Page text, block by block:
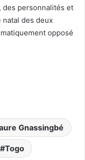
des personnalités et
natal des deux
opposé
Gnassingbé
Togo